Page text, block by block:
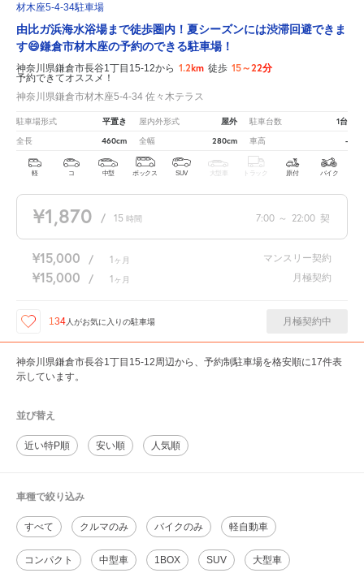
材木座5-4-34駐車場
由比ガ浜海水浴場まで徒歩圏内！夏シーズンには渋滞回避できま
す😄鎌倉市材木座の予約のできる駐車場！
神奈川県鎌倉市長谷1丁目15-12から 1.2km 徒歩 15～22分
予約できてオススメ！
神奈川県鎌倉市材木座5-4-34 佐々木テラス
駐車場形式 平置き 屋内外形式 屋外 駐車台数 1台
全長 460cm 全幅 280cm 車高 -
軽 コ 中型 ボックス SUV 大型車 トラック 原付 バイク
¥1,870 / 15 時間 7:00 ～ 22:00 契
¥15,000 / 1 ヶ月 マンスリー契約
¥15,000 / 1 ヶ月 月極契約
134人がお気に入りの駐車場 月極契約中
神奈川県鎌倉市長谷1丁目15-12周辺から、予約制駐車場を格安順に17件表
示しています。
並び替え
近い特P順 安い順 人気順
車種で絞り込み
すべて クルマのみ バイクのみ 軽自動車
コンパクト 中型車 1BOX SUV 大型車